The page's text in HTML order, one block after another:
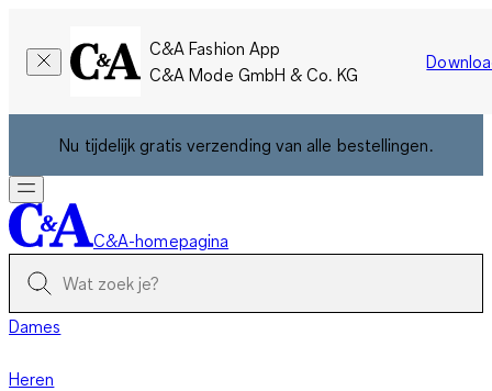
C&A Fashion App
C&A Mode GmbH & Co. KG
Nu tijdelijk gratis verzending van alle bestellingen.
C&A-homepagina
Dames
Heren